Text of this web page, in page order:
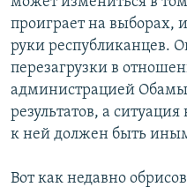
проиграет на выборах,
руки республиканцев.
перезагрузки в
администрацией
результатов, а
к ней должен быть
Вот как недавно